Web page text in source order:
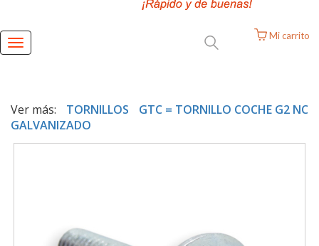
Toggle
Mi carrito
Ver más: TORNILLOS
GTC = TORNILLO COCHE G2 NC
GALVANIZADO